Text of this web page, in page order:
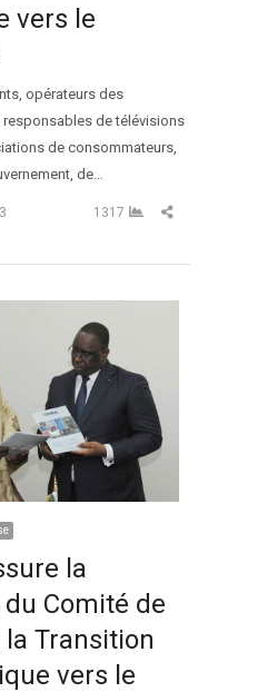
vers le
opérateurs des
de télévisions
de consommateurs,
de…
1317 Partager cet
la
Comité de
Transition
vers le